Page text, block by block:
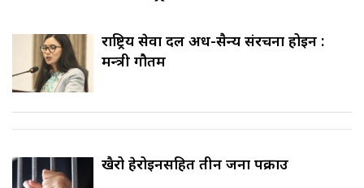
राष्ट्रिय सेवा दल अर्ध-सैन्य संरचना होइन :
मन्त्री गौतम
खैरो हेरोइनसहित तीन जना पक्राउ